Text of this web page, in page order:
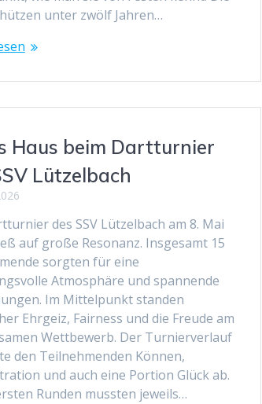
unter zwölf Jahren…
Haus beim Dartturnier
Lützelbach
des SSV Lützelbach am 8. Mai
auf große Resonanz. Insgesamt 15
sorgten für eine
Atmosphäre und spannende
Im Mittelpunkt standen
Ehrgeiz, Fairness und die Freude am
Wettbewerb. Der Turnierverlauf
den Teilnehmenden Können,
und auch eine Portion Glück ab.
Runden mussten jeweils…